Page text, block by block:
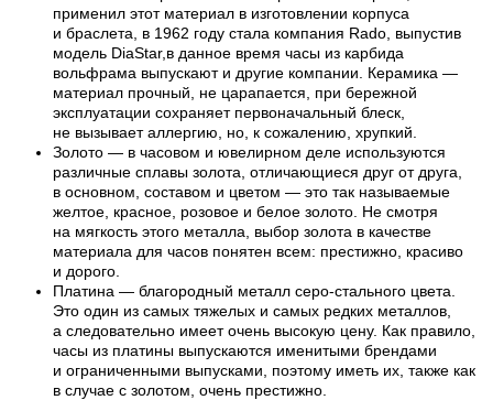
применил этот материал в изготовлении корпуса
и браслета, в 1962 году стала компания Rado, выпустив
модель DiaStar,в данное время часы из карбида
вольфрама выпускают и другие компании. Керамика —
материал прочный, не царапается, при бережной
эксплуатации сохраняет первоначальный блеск,
не вызывает аллергию, но, к сожалению, хрупкий.
Золото — в часовом и ювелирном деле используются
различные сплавы золота, отличающиеся друг от друга,
в основном, составом и цветом — это так называемые
желтое, красное, розовое и белое золото. Не смотря
на мягкость этого металла, выбор золота в качестве
материала для часов понятен всем: престижно, красиво
и дорого.
Платина — благородный металл серо-стального цвета.
Это один из самых тяжелых и самых редких металлов,
а следовательно имеет очень высокую цену. Как правило,
часы из платины выпускаются именитыми брендами
и ограниченными выпусками, поэтому иметь их, также как
в случае с золотом, очень престижно.